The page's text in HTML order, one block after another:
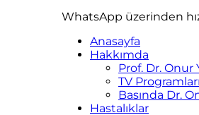
WhatsApp üzerinden
Anasayfa
Hakkımda
Prof. Dr. Onur
TV Programları
Basında Dr.
Hastalıklar